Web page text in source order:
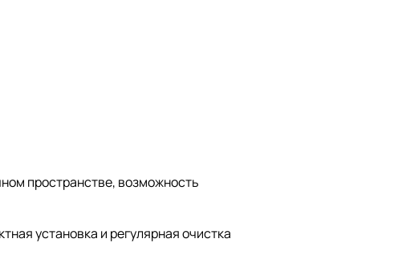
пространстве, возможность
установка и регулярная очистка